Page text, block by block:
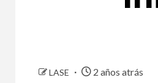
LASE 2 años atrás